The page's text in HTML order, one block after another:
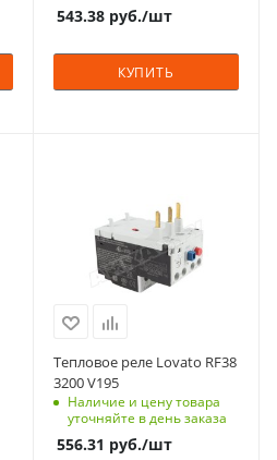
543.38руб./шт
КУПИТЬ
Тепловое реле Lovato RF38
3200 V195
Наличие и цену товара
уточняйте в день заказа
556.31 руб./шт